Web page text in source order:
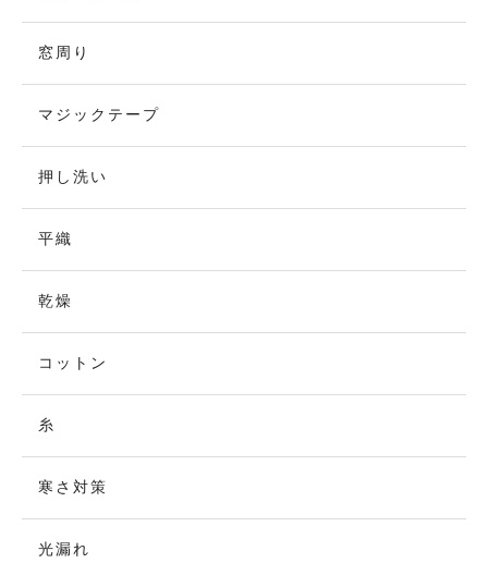
窓周り
マジックテープ
押し洗い
平織
乾燥
コットン
糸
寒さ対策
光漏れ